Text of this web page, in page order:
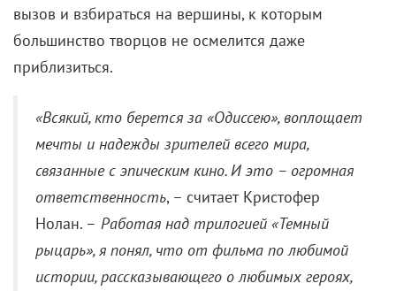
вызов и взбираться на вершины, к которым
большинство творцов не осмелится даже
приблизиться.
«Всякий, кто берется за «Одиссею», воплощает
мечты и надежды зрителей всего мира,
связанные с эпическим кино. И это – огромная
ответственность, – считает Кристофер
Нолан. – Работая над трилогией «Темный
рыцарь», я понял, что от фильма по любимой
истории, рассказывающего о любимых героях,